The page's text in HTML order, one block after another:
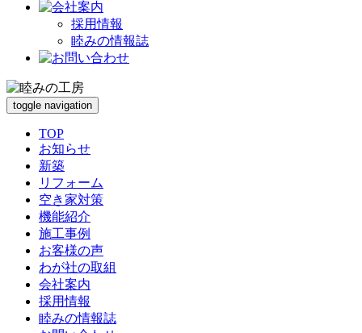
採用情報
睦みの情報誌
toggle navigation
TOP
お知らせ
新築
リフォーム
空き家対策
機能紹介
施工事例
お客様の声
わが社の取組
会社案内
採用情報
睦みの情報誌